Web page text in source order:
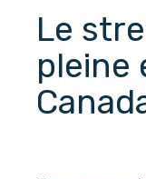
Le
pleine